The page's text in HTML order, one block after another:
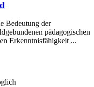
Bedeutung der
pädagogischen
Erkenntnisfähigkeit ...